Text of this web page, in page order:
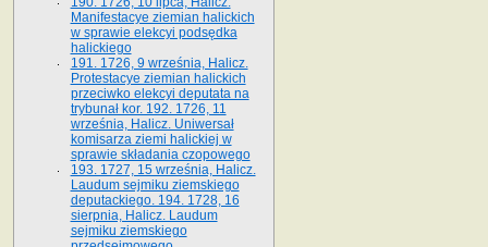
Manifestacye ziemian halickich
w sprawie elekcyi podsędka
halickiego
191. 1726, 9 września, Halicz.
Protestacye ziemian halickich
przeciwko elekcyi deputata na
trybunał kor. 192. 1726, 11
września, Halicz. Uniwersał
komisarza ziemi halickiej w
sprawie składania czopowego
193. 1727, 15 września, Halicz.
Laudum sejmiku ziemskiego
deputackiego. 194. 1728, 16
sierpnia, Halicz. Laudum
sejmiku ziemskiego